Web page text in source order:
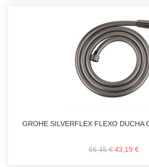
GROHE SILVERFLEX FLEXO DUCHA
66,45 € 43,19 €